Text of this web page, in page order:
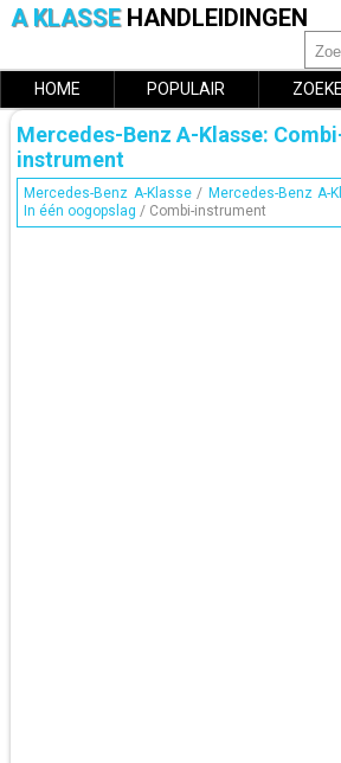
A KLASSE HANDLEIDINGEN
HOME POPULAIR
Mercedes-Benz A-Klasse:
instrument
Mercedes-Benz A-Klasse/ Mercedes-Benz A-
In één oogopslag / Combi-instrument